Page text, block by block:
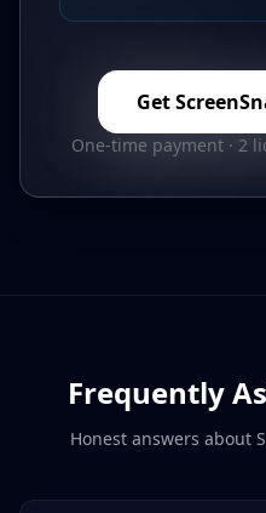
Get
One-time payment · 2
Frequently
Honest answers about